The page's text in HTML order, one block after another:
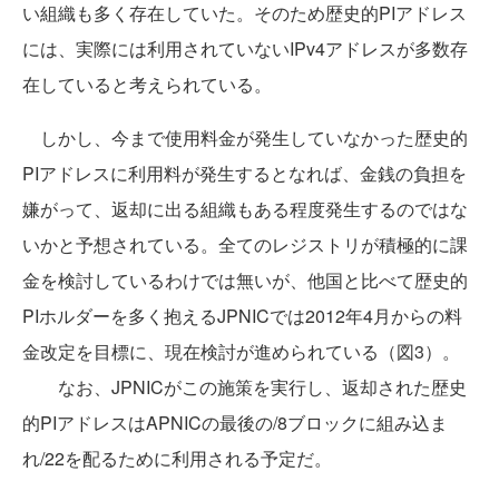
い組織も多く存在していた。そのため歴史的PIアドレス
には、実際には利用されていないIPv4アドレスが多数存
在していると考えられている。
しかし、今まで使用料金が発生していなかった歴史的
PIアドレスに利用料が発生するとなれば、金銭の負担を
嫌がって、返却に出る組織もある程度発生するのではな
いかと予想されている。全てのレジストリが積極的に課
金を検討しているわけでは無いが、他国と比べて歴史的
PIホルダーを多く抱えるJPNICでは2012年4月からの料
金改定を目標に、現在検討が進められている（図3）。
なお、JPNICがこの施策を実行し、返却された歴史
的PIアドレスはAPNICの最後の/8ブロックに組み込ま
れ/22を配るために利用される予定だ。